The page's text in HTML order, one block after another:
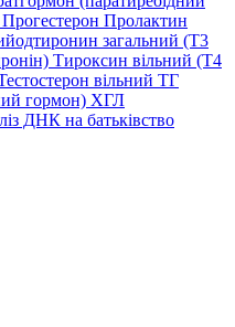
Прогестерон Пролактин
загальний (Т3
Тироксин вільний (Т4
вільний ТГ
гормон) ХГЛ
ДНК на батьківство